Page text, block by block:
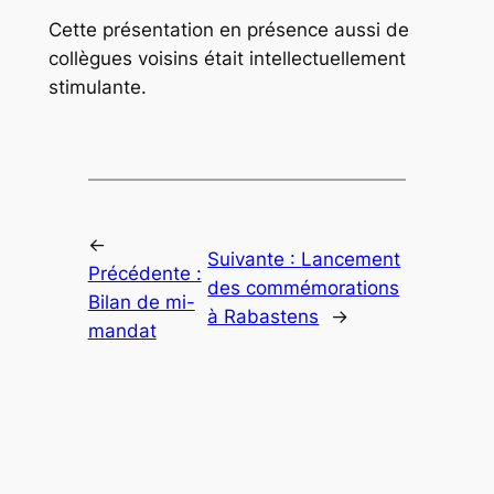
Cette présentation en présence aussi de
collègues voisins était intellectuellement
stimulante.
←
Précédente :
Bilan de mi-
mandat
Suivante : Lancement
des commémorations
à Rabastens
→